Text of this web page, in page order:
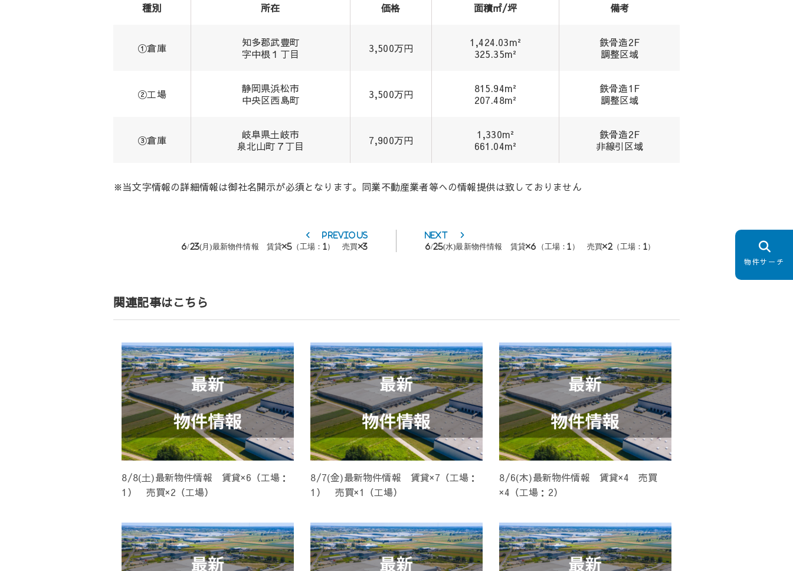
物件サーチ
種別 所在 価格 面積㎡/坪 備考
①倉庫
知多郡武豊町
字中根１丁目
3,500万円
1,424.03m²
325.35m²
鉄骨造2F
調整区域
②工場
静岡県浜松市
中央区西島町
3,500万円
815.94m²
207.48m²
鉄骨造1F
調整区域
③倉庫
岐阜県土岐市
泉北山町７丁目
7,900万円
1,330m²
661.04m²
鉄骨造2F
非線引区域
※当文字情報の詳細情報は御社名開示が必須となります。同業不動産業者等への情報提供は致しておりません
ゲ
ー
シ
ョ
ン
PreviousPrevious
post:
6/23(月)最新物件情報 賃貸×5（工場：1） 売買×3
Next
Next
post:
6/25(水)最新物件情報 賃貸×6（工場：1） 売買×2（工場：1）
関連記事はこちら
8/8(土)最新物件情報 賃貸×6（工場：
1） 売買×2（工場）
8/7(金)最新物件情報 賃貸×7（工場：
1） 売買×1（工場）
8/6(木)最新物件情報 賃貸×4 売買
×4（工場：2）